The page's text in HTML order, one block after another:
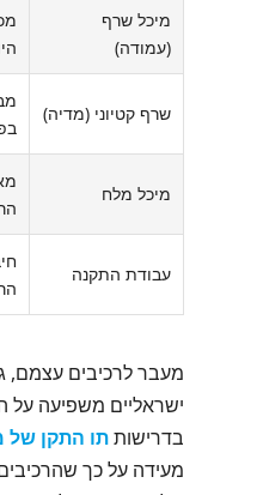
מיכל שרף
(עמודה)
שרף קטיוני (מדיה)
מיכל מלח
עבודת התקנה
מעבר לרכיבים עצמם,
ישראליים משפיעה
בדרישותתו התקן של
מעידה על כך